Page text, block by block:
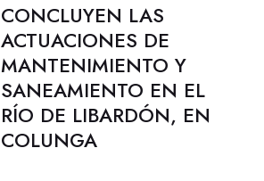
CONCLUYEN LAS
ACTUACIONES DE
MANTENIMIENTO Y
SANEAMIENTO EN EL
RÍO DE LIBARDÓN, EN
COLUNGA